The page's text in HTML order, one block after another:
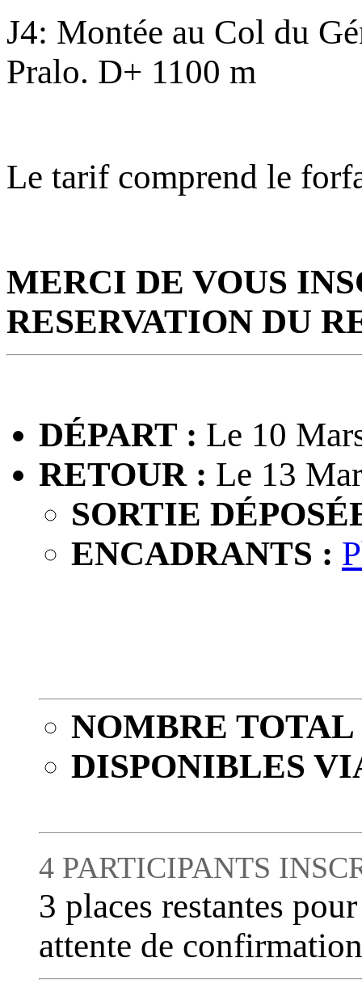
J4: Montée au Col du
Pralo. D+ 1100 m
Le tarif comprend le
MERCI DE VOUS
RESERVATION DU
DÉPART : Le 10
RETOUR : Le 13
SORTIE
ENCADRANTS :
NOMBRE TOTAL
DISPONIBLES
4 PARTICIPANTS
3 places restantes
attente de confirmation